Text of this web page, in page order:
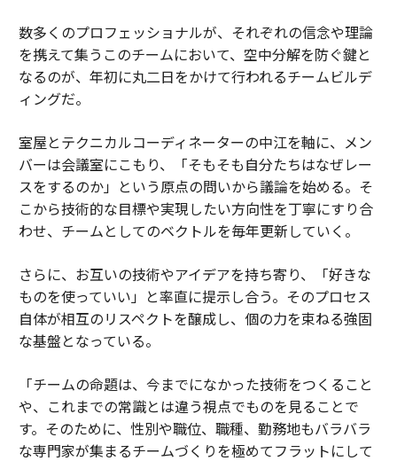
数多くのプロフェッショナルが、それぞれの信念や理論
を携えて集うこのチームにおいて、空中分解を防ぐ鍵と
なるのが、年初に丸二日をかけて行われるチームビルデ
ィングだ。
室屋とテクニカルコーディネーターの中江を軸に、メン
バーは会議室にこもり、「そもそも自分たちはなぜレー
スをするのか」という原点の問いから議論を始める。そ
こから技術的な目標や実現したい方向性を丁寧にすり合
わせ、チームとしてのベクトルを毎年更新していく。
さらに、お互いの技術やアイデアを持ち寄り、「好きな
ものを使っていい」と率直に提示し合う。そのプロセス
自体が相互のリスペクトを醸成し、個の力を束ねる強固
な基盤となっている。
「チームの命題は、今までになかった技術をつくること
や、これまでの常識とは違う視点でものを見ることで
す。そのために、性別や職位、職種、勤務地もバラバラ
な専門家が集まるチームづくりを極めてフラットにして